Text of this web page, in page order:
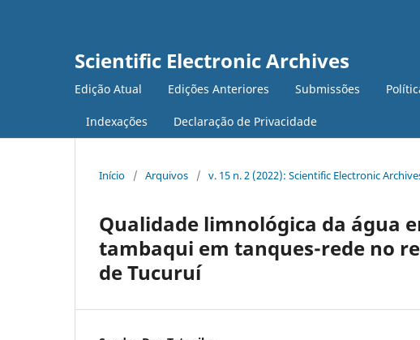
Scientific Electronic Archives
Edição Atual Edições Anteriores Submissões
Indexações Declaração de Privacidade
Início / Arquivos / v. 15 n. 2 (2022): Scientific Electronic
Qualidade limnológica da água
tambaqui em tanques-rede no
de Tucuruí